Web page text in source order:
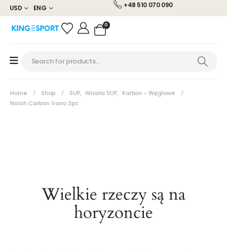
USD ENG +48 510 070 090
0
Home Shop SUP, Wiosła SUP, Karbon - Węglowe
Naish Carbon Vario 3pc
Wielkie rzeczy są na
horyzoncie